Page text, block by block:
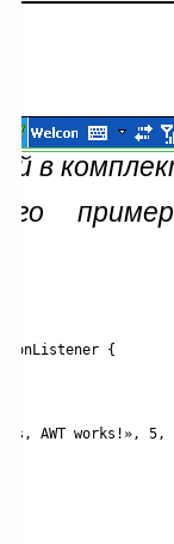
в
{
AWT works!», 5,